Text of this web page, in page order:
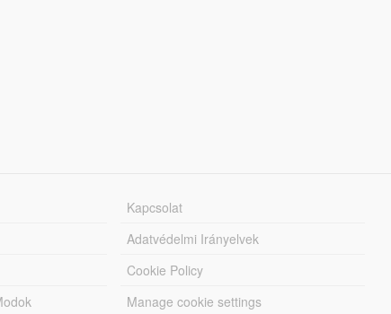
Kapcsolat
Adatvédelmi Irányelvek
Cookie Policy
Manage cookie settings